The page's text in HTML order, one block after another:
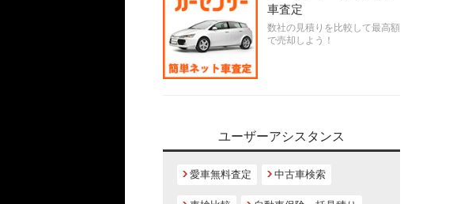
車査定
数社の見積りを比較して最高額
で売却しよう！
ユーザーアシスタンス
愛車無料査定 中古車検索